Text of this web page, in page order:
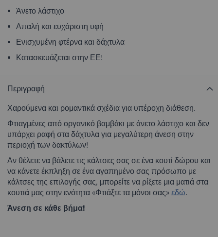
Άνετο λάστιχο
Απαλή και ευχάριστη υφή
Ενισχυμένη φτέρνα και δάχτυλα
Κατασκευάζεται στην ΕΕ!
Περιγραφή
Χαρούμενα και ρομαντικά σχέδια για υπέροχη διάθεση.
Φτιαγμένες από οργανικό βαμβάκι με άνετο λάστιχο και δεν
υπάρχει ραφή στα δάχτυλα για μεγαλύτερη άνεση στην
περιοχή των δακτύλων!
Αν θέλετε να βάλετε τις κάλτσες σας σε ένα κουτί δώρου και
να κάνετε έκπληξη σε ένα αγαπημένο σας πρόσωπο με
κάλτσες της επιλογής σας, μπορείτε να ρίξετε μια ματιά στα
κουτιά μας στην ενότητα «Φτιάξτε τα μόνοι σας» εδώ.
Άνεση σε κάθε βήμα!